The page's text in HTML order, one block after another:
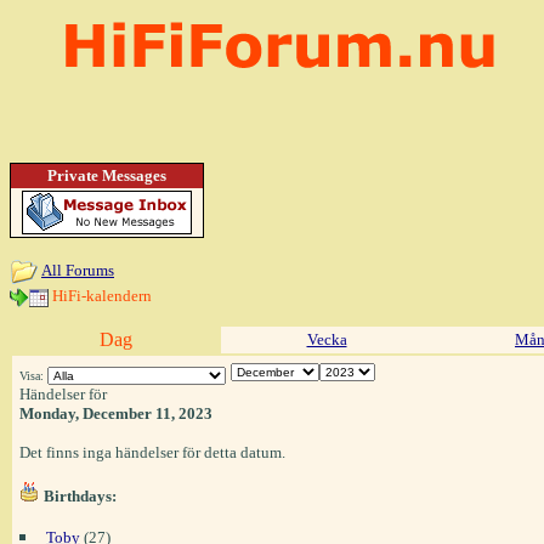
Private Messages
All Forums
HiFi-kalendern
Dag Vecka
Visa:
Händelser för
Monday, December 11, 2023
Det finns inga händelser för detta datum.
Birthdays:
Toby (27)